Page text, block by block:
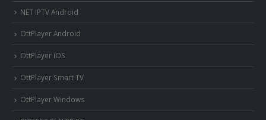
NET IPTV Android
OttPlayer Android
OttPlayer iOS
OttPlayer Smart TV
OttPlayer Windows